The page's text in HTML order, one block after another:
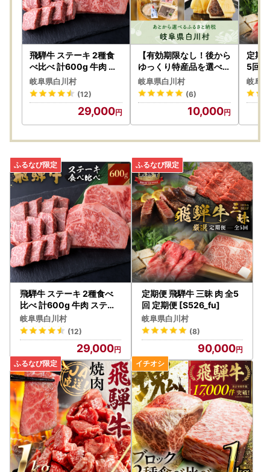
飛騨牛 ステーキ 2種食
べ比べ 計600g 牛肉 ス
テーキ S464
岐阜県白川村
(12)
29,000
【有効期限なし！後から
ゆっくり特産品を選べる
】岐阜県白川村カタログ
ポイント
岐阜県白川村
(6)
10,000
定期
5回
岐阜
飛騨牛 ステーキ 2種食べ
比べ 計600g 牛肉 ステー
キ S464
岐阜県白川村
(12)
29,000
定期便 飛騨牛 三昧 肉 全5
回 定期便 [S526_fu]
岐阜県白川村
(8)
90,000